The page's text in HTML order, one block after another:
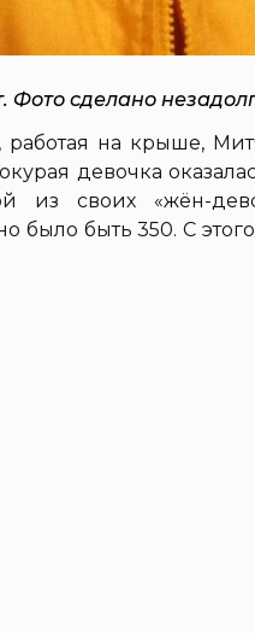
Фото сделано
на крыше,
девочка
из своих «жён-
было быть 350. С